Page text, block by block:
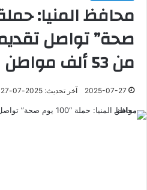
صحة” تواصل
من 53 ألف مواطن
2025-07-27 آخر تحديث: 2025-07-27